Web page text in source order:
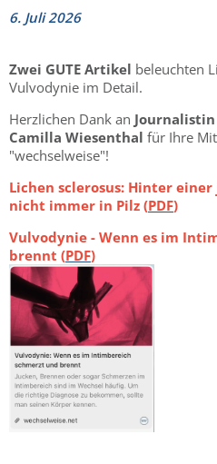
6. Juli 2026
Zwei GUTE Artikel beleuchten
Vulvodynie im Detail.
Herzlichen Dank an
Camilla Wiesenthal für Ihre
"wechselweise"!
Lichen sclerosus: Hinter
nicht immer in Pilz (PDF)
Vulvodynie - Wenn es im
brennt (PDF)